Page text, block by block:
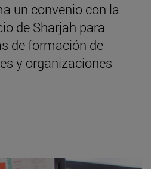
un convenio con la
de Sharjah para
de formación de
y organizaciones